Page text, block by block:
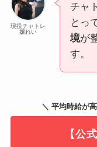
現役チャトレ
嬢れい
チャ
とっ
境が
す。
＼ 平均時給が
【公